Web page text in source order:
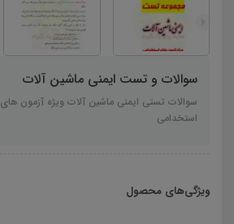
سوالات و تست ایمنی ماشین آلات
سوالات تستی ایمنی ماشین آلات ویژه آزمون های
استخدامی
ویژگی‌های محصول